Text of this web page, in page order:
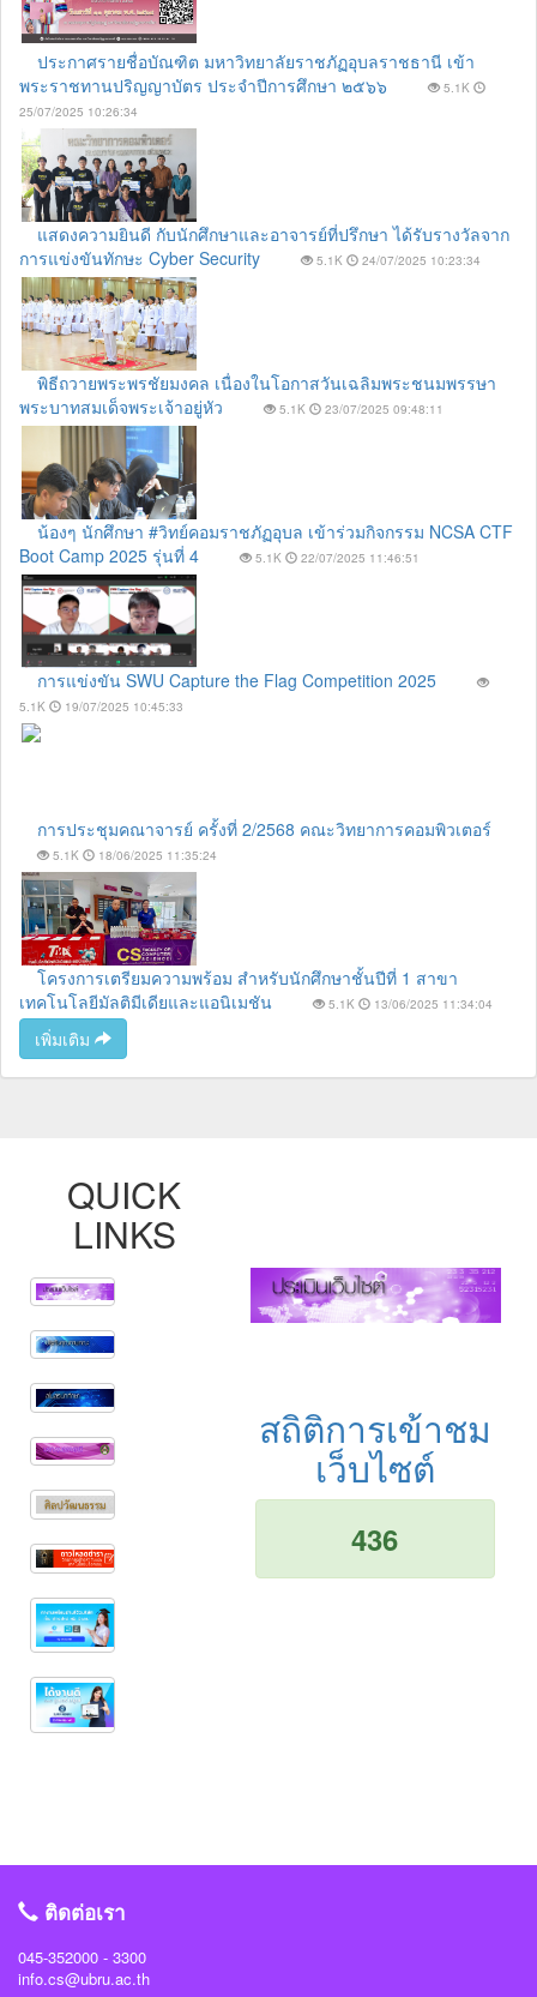
ประกาศรายชื่อบัณฑิต มหาวิทยาลัยราชภัฏอุบลราชธานี เข้า
พระราชทานปริญญาบัตร ประจำปีการศึกษา ๒๕๖๖
5.1K
25/07/2025 10:26:34
แสดงความยินดี กับนักศึกษาและอาจารย์ที่ปรึกษา ได้รับรางวัลจาก
การแข่งขันทักษะ Cyber Security
5.1K 24/07/2025 10:23:34
พิธีถวายพระพรชัยมงคล เนื่องในโอกาสวันเฉลิมพระชนมพรรษา
พระบาทสมเด็จพระเจ้าอยู่หัว
5.1K 23/07/2025 09:48:11
น้องๆ นักศึกษา #วิทย์คอมราชภัฏอุบล เข้าร่วมกิจกรรม NCSA CTF
Boot Camp 2025 รุ่นที่ 4
5.1K 22/07/2025 11:46:51
การแข่งขัน SWU Capture the Flag Competition 2025
5.1K 19/07/2025 10:45:33
การประชุมคณาจารย์ ครั้งที่ 2/2568 คณะวิทยาการคอมพิวเตอร์
5.1K 18/06/2025 11:35:24
โครงการเตรียมความพร้อม สำหรับนักศึกษาชั้นปีที่ 1 สาขา
เทคโนโลยีมัลติมีเดียและแอนิเมชัน
5.1K 13/06/2025 11:34:04
เพิ่มเติม
QUICK
LINKS
สถิติการเข้าชม
เว็บไซต์
436
ติดต่อเรา
045-352000 - 3300
info.cs@ubru.ac.th